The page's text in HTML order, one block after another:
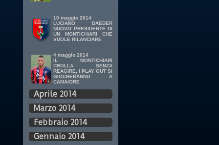
10 maggio 2014
LUCIANO DAEDER
NUOVO PRESIDENTE DI
UN MONTICHIARI CHE
VUOLE RILANCIARE
4 maggio 2014
IL MONTICHIARI
CROLLA SENZA
REAGIRE, I PLAY OUT SI
GIOCHERANNO A
CAMAIORE
Aprile 2014
Marzo 2014
Febbraio 2014
Gennaio 2014